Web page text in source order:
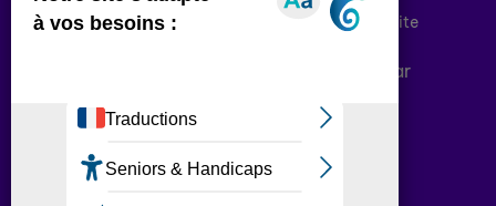
Déclaration d’accessibilité
Plan du site
Plateforme développée en France par